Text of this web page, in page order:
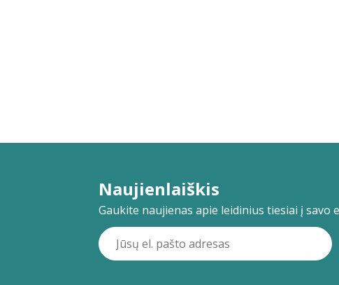
Naujienlaiškis
Gaukite naujienas apie leidinius tiesiai į savo